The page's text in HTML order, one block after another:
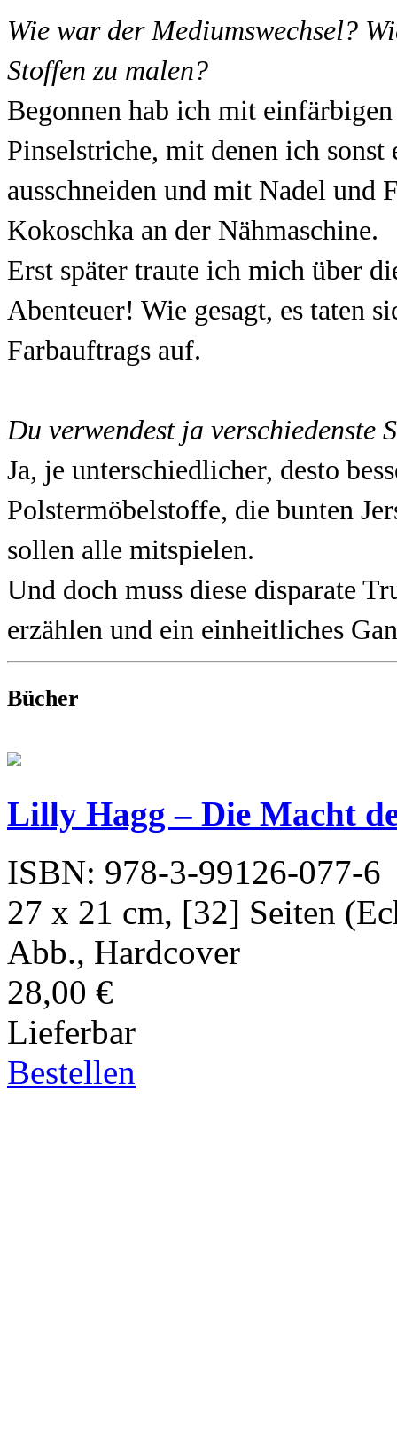
Wie war der Mediumswechsel?
Stoffen zu malen?
Begonnen hab ich mit
Pinselstriche, mit denen ich
ausschneiden und mit Nadel und
Kokoschka an der Nähmaschine.
Erst später traute ich mich über
Abenteuer! Wie gesagt, es taten
Farbauftrags auf.
Du verwendest ja verschiedenste
Ja, je unterschiedlicher, desto
Polstermöbelstoffe, die bunten
sollen alle mitspielen.
Und doch muss diese disparate
erzählen und ein einheitliches
Bücher
Lilly Hagg – Die Macht
ISBN: 978-3-99126-077-6
27 x 21 cm, [32] Seiten
Abb., Hardcover
28,00 €
Lieferbar
Bestellen